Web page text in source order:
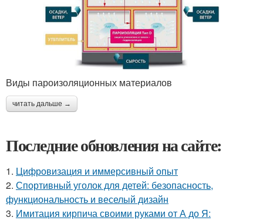
Виды пароизоляционных материалов
читать дальше →
Последние обновления на сайте:
1. Цифровизация и иммерсивный опыт
2. Спортивный уголок для детей: безопасность,
функциональность и веселый дизайн
3. Имитация кирпича своими руками от А до Я: